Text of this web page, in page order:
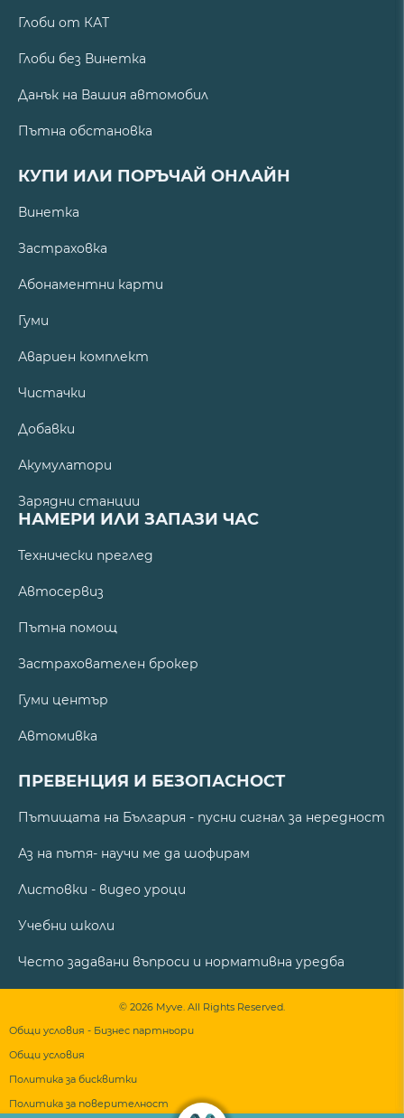
Глоби от КАТ
Глоби без Винетка
Данък на Вашия автомобил
Пътна обстановка
КУПИ ИЛИ ПОРЪЧАЙ ОНЛАЙН
Винетка
Застраховка
Абонаментни карти
Гуми
Авариен комплект
Чистачки
Добавки
Акумулатори
Зарядни станции
НАМЕРИ ИЛИ ЗАПАЗИ ЧАС
Технически преглед
Автосервиз
Пътна помощ
Застрахователен брокер
Гуми център
Автомивка
ПРЕВЕНЦИЯ И БЕЗОПАСНОСТ
Пътищата на България - пусни сигнал за нередност
Аз на пътя- научи ме да шофирам
Листовки - видео уроци
Учебни школи
Често задавани въпроси и нормативна уредба
© 2026 Myve. All Rights Reserved.
Общи условия - Бизнес партньори
Общи условия
Политика за бисквитки
Политика за поверителност